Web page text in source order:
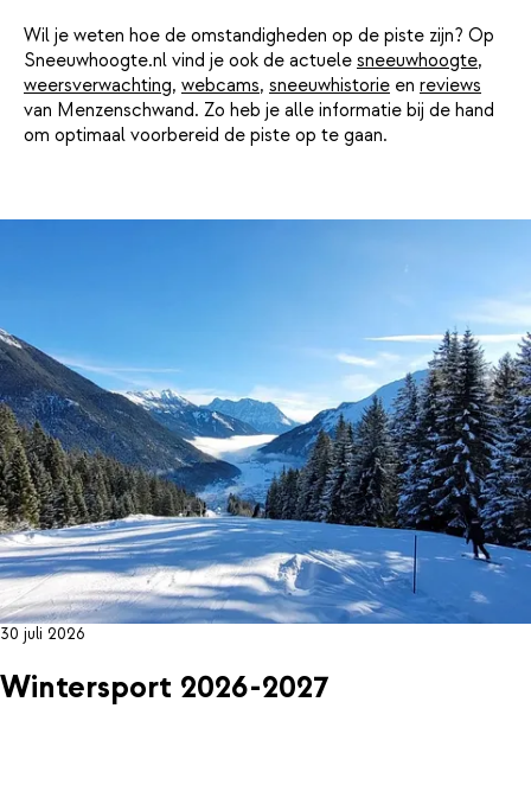
Wil je weten hoe de omstandigheden op de piste zijn? Op
Sneeuwhoogte.nl vind je ook de actuele sneeuwhoogte,
weersverwachting, webcams, sneeuwhistorie en reviews
van Menzenschwand. Zo heb je alle informatie bij de hand
om optimaal voorbereid de piste op te gaan.
30 juli 2026
Wintersport 2026-2027